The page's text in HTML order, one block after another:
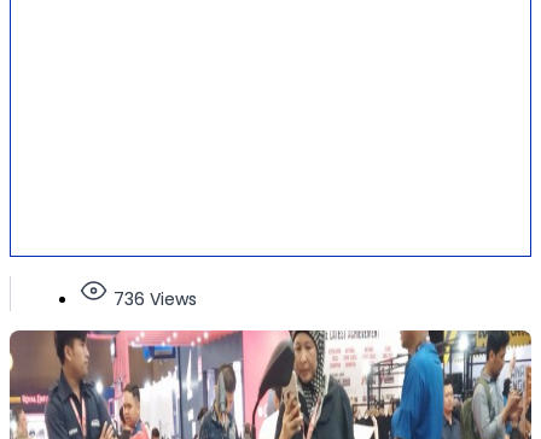
736 Views